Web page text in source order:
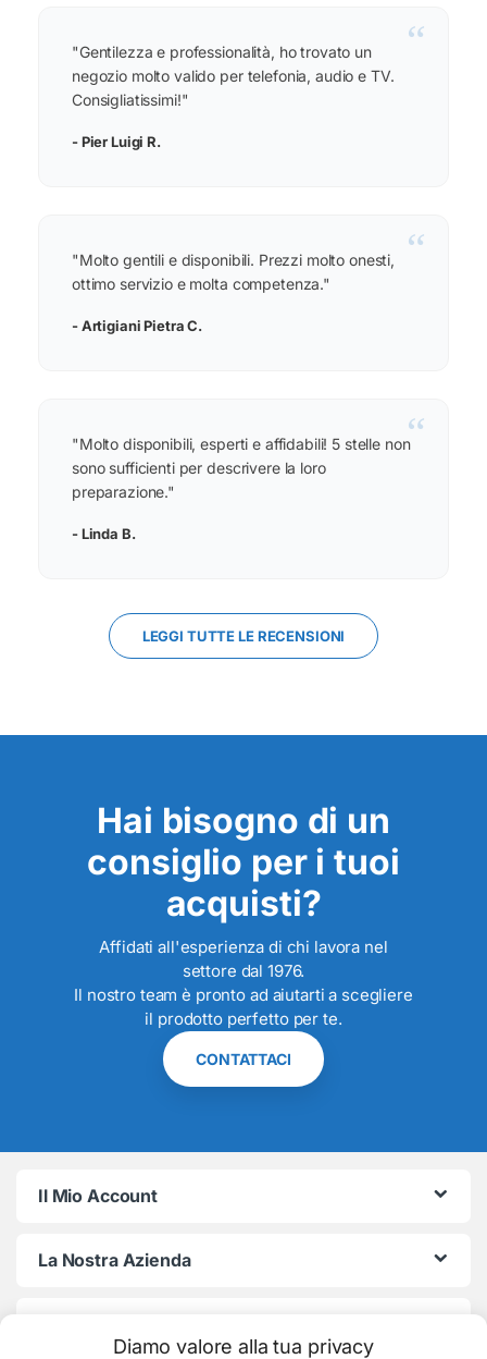
Diamo valore alla tua privacy
“
"Gentilezza e professionalità, ho trovato un
negozio molto valido per telefonia, audio e TV.
Consigliatissimi!"
- Pier Luigi R.
“
"Molto gentili e disponibili. Prezzi molto onesti,
ottimo servizio e molta competenza."
- Artigiani Pietra C.
“
"Molto disponibili, esperti e affidabili! 5 stelle non
sono sufficienti per descrivere la loro
preparazione."
- Linda B.
LEGGI TUTTE LE RECENSIONI
Hai bisogno di un
consiglio per i tuoi
acquisti?
Affidati all'esperienza di chi lavora nel
settore dal 1976.
Il nostro team è pronto ad aiutarti a scegliere
il prodotto perfetto per te.
CONTATTACI
Il Mio Account
La Nostra Azienda